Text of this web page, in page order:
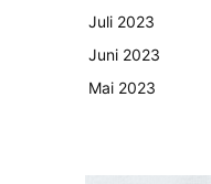
Juli 2023
Juni 2023
Mai 2023